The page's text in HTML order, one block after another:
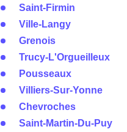
Saint-Firmin
Ville-Langy
Grenois
Trucy-L'Orgueilleux
Pousseaux
Villiers-Sur-Yonne
Chevroches
Saint-Martin-Du-Puy